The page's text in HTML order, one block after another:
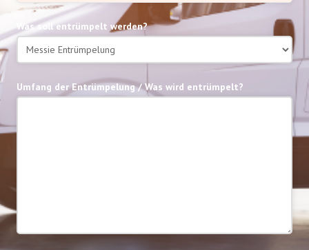
Was soll entrümpelt werden?
Umfang der Entrümpelung / Was wird entrümpelt?